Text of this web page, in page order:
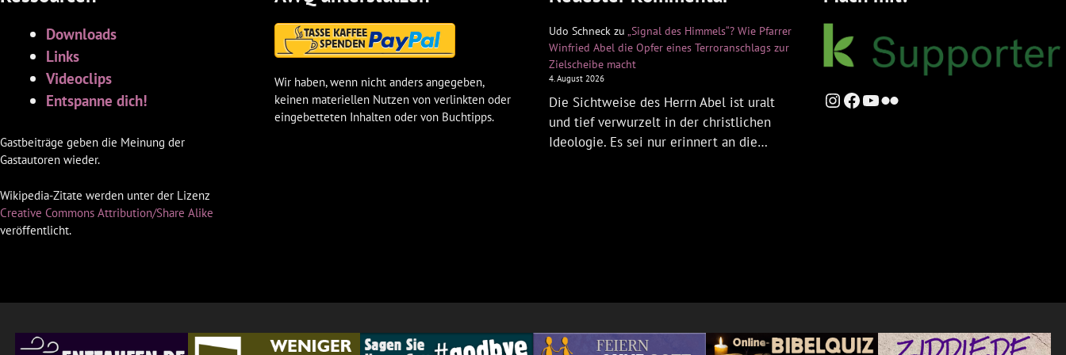
Downloads
Links
Videoclips
Entspanne dich!
Gastbeiträge geben die Meinung der
Gastautoren wieder.
Wikipedia-Zitate werden unter der Lizenz
Creative Commons Attribution/Share Alike
veröffentlicht.
Wir haben, wenn nicht anders angegeben,
keinen materiellen Nutzen von verlinkten oder
eingebetteten Inhalten oder von Buchtipps.
Udo Schneck zu „Signal des Himmels“? Wie Pfarrer
Winfried Abel die Opfer eines Terroranschlags zur
Zielscheibe macht
4. August 2026
Die Sichtweise des Herrn Abel ist uralt
und tief verwurzelt in der christlichen
Ideologie. Es sei nur erinnert an die…
Instagram
Facebook
YouTube
Flickr